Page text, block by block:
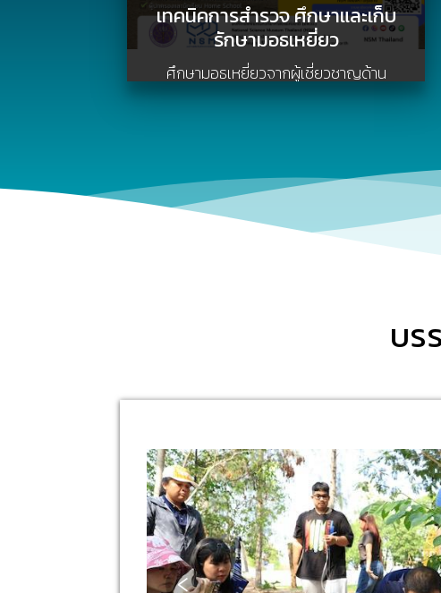
เทคนิคการสำรวจ ศึกษาและเก็บ
รักษามอธเหยี่ยว
ศึกษามอธเหยี่ยวจากผู้เชี่ยวชาญด้าน
กีฏวิทยาระดับประเทศ ผ่านตัวอย่างจากคลัง
บร